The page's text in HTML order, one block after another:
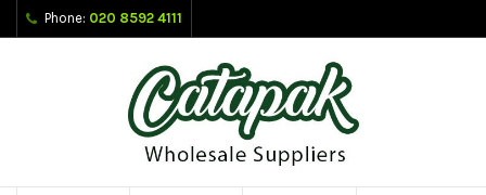
Phone: 020 8592 4111